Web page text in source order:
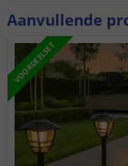
Aanvullende
VOORDEELSET